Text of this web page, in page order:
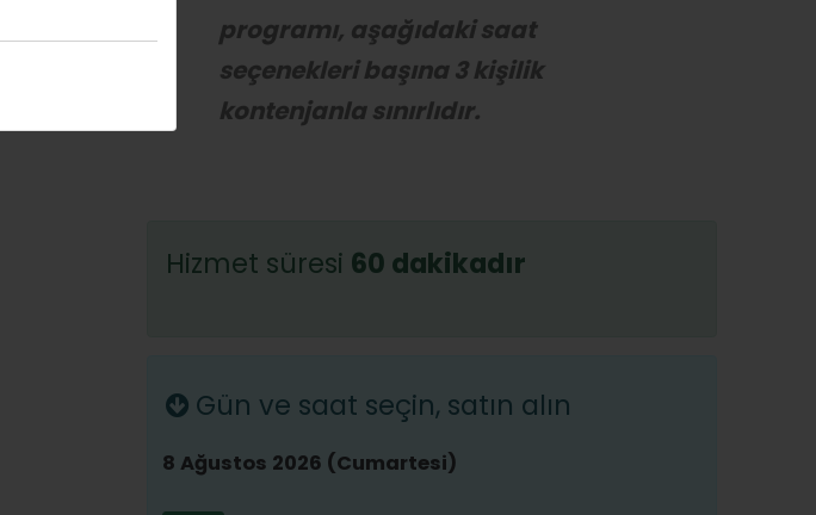
programı, aşağıdaki saat
seçenekleri başına 3 kişilik
kontenjanla sınırlıdır.
Hizmet süresi 60 dakikadır
Gün ve saat seçin, satın alın
8 Ağustos 2026 (Cumartesi)